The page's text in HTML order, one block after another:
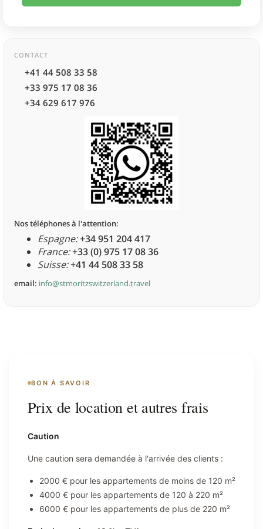
CONTACT
+41 44 508 33 58
+33 975 17 08 36
+34 629 617 976
Nos téléphones à l'attention:
Espagne:+34 951 204 417
France:+33 (0) 975 17 08 36
Suisse:+41 44 508 33 58
email: info@stmoritzswitzerland.travel
BON À SAVOIR
Prix de location et autres frais
Caution
Une caution sera demandée à l'arrivée des clients :
2000 € pour les appartements de moins de 120 m²
4000 € pour les appartements de 120 à 220 m²
6000 € pour les appartements de plus de 220 m²